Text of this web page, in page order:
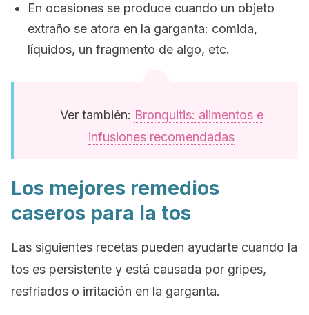
En ocasiones se produce cuando un objeto
extraño se atora en la garganta: comida,
líquidos, un fragmento de algo, etc.
Ver también: Bronquitis: alimentos e
infusiones recomendadas
Los mejores remedios
caseros para la tos
Las siguientes recetas pueden ayudarte cuando la
tos es persistente y está causada por gripes,
resfriados o irritación en la garganta.